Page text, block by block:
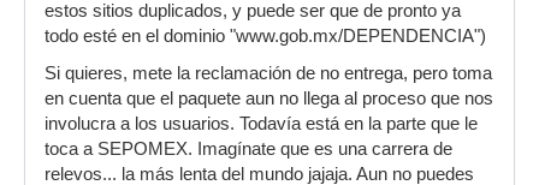
estos sitios duplicados, y puede ser que de pronto ya
todo esté en el dominio "www.gob.mx/DEPENDENCIA")
Si quieres, mete la reclamación de no entrega, pero toma
en cuenta que el paquete aun no llega al proceso que nos
involucra a los usuarios. Todavía está en la parte que le
toca a SEPOMEX. Imagínate que es una carrera de
relevos... la más lenta del mundo jajaja. Aun no puedes